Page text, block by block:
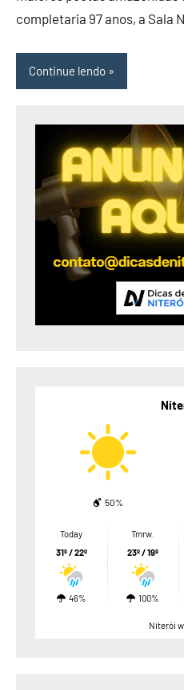
completaria 97 anos, a Sala
Continue lendo
50%
Today
31º / 22º
46%
Tmrw.
23º / 19º
100%
Niterói